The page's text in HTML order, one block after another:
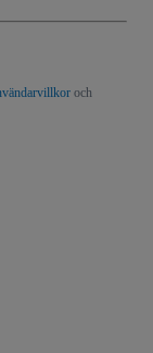
och